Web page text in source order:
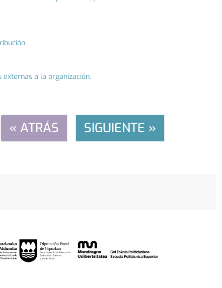
a la organización.
« ATRÁS SIGUIENTE »